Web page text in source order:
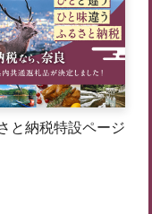
と納税特設ページ